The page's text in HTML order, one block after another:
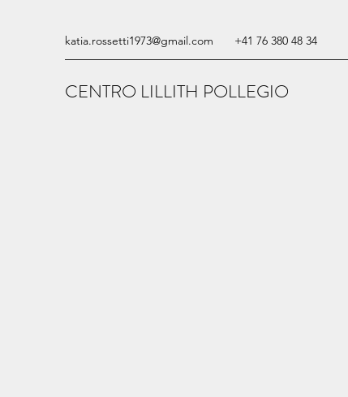
katia.rossetti1973@gmail.com +41 76 380 48 34
CENTRO LILLITH POLLEGIO